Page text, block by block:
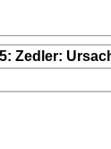
5: Zedler: